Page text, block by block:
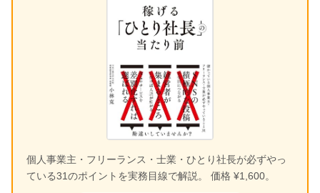
個人事業主・フリーランス・士業・ひとり社長が必ずやっ
ている31のポイントを実務目線で解説。 価格 ¥1,600。